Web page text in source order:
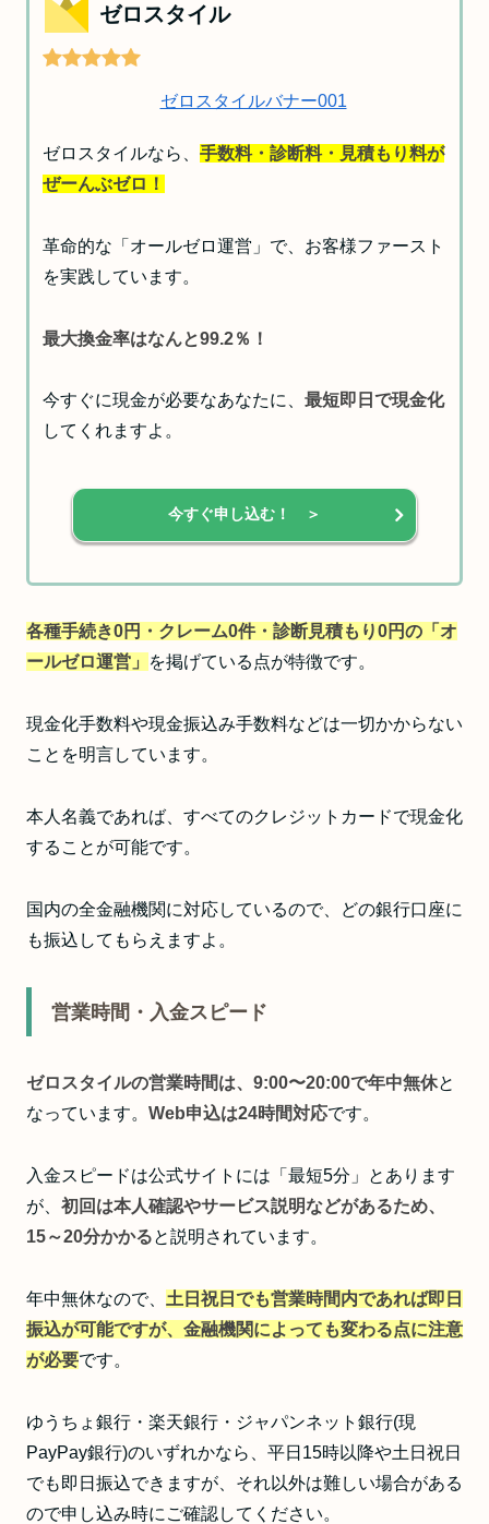
ゼロスタイル
ゼロスタイルなら、 手数料・診断料・見積もり料が
ぜーんぶゼロ！
革命的な「オールゼロ運営」で、お客様ファースト
を実践しています。
最大換金率はなんと99.2％！
今すぐに現金が必要なあなたに、 最短即日で現金化
してくれますよ。
今すぐ申し込む！ ＞
各種手続き0円・クレーム0件・診断見積もり0円の「オ
ールゼロ運営」
を掲げている点が特徴です。
現金化手数料や現金振込み手数料などは一切かからない
ことを明言しています。
本人名義であれば、すべてのクレジットカードで現金化
することが可能です。
国内の全金融機関に対応しているので、どの銀行口座に
も振込してもらえますよ。
営業時間・入金スピード
ゼロスタイルの営業時間は、9:00〜20:00で年中無休と
なっています。 Web申込は24時間対応です。
入金スピードは公式サイトには「最短5分」とあります
が、 初回は本人確認やサービス説明などがあるため、
15～20分かかると説明されています。
年中無休なので、 土日祝日でも営業時間内であれば即日
振込が可能ですが、金融機関によっても変わる点に注意
が必要です。
ゆうちょ銀行・楽天銀行・ジャパンネット銀行(現
PayPay銀行)のいずれかなら、平日15時以降や土日祝日
でも即日振込できますが、それ以外は難しい場合がある
ので申し込み時にご確認してください。